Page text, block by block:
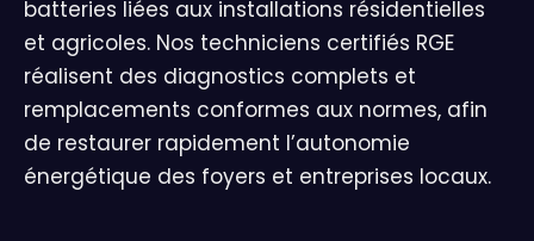
batteries liées aux installations résidentielles
et agricoles. Nos techniciens certifiés RGE
réalisent des diagnostics complets et
remplacements conformes aux normes, afin
de restaurer rapidement l’autonomie
énergétique des foyers et entreprises locaux.